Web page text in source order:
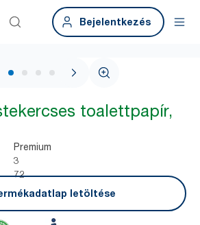
Bejelentkezés
1 / 4
toalettpapír,
Premium
3
72
letöltése